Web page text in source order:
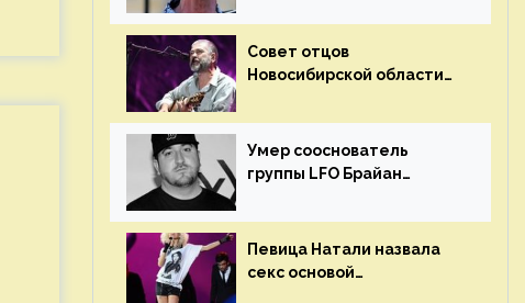
песен
Совет отцов
Новосибирской области
концерт группы «Сплин»
Умер сооснователь
группы LFO Брайан
Певица Натали назвала
секс основой